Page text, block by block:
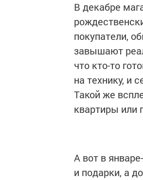
В декабре
покупатели,
завышают
что кто-то
на технику, и
Такой же
квартиры или
А вот в
и подарки, а